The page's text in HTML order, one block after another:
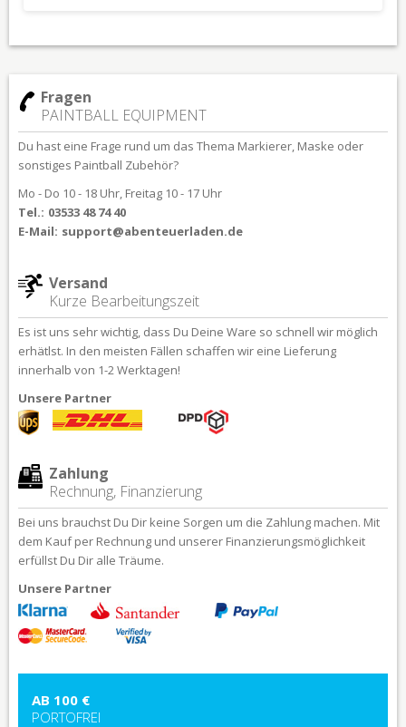
Fragen
PAINTBALL EQUIPMENT
Du hast eine Frage rund um das Thema Markierer, Maske oder
sonstiges Paintball Zubehör?
Mo - Do 10 - 18 Uhr, Freitag 10 - 17 Uhr
Tel.: 03533 48 74 40
E-Mail: support@abenteuerladen.de
Versand
Kurze Bearbeitungszeit
Es ist uns sehr wichtig, dass Du Deine Ware so schnell wir möglich
erhätlst. In den meisten Fällen schaffen wir eine Lieferung
innerhalb von 1-2 Werktagen!
Unsere Partner
Zahlung
Rechnung, Finanzierung
Bei uns brauchst Du Dir keine Sorgen um die Zahlung machen. Mit
dem Kauf per Rechnung und unserer Finanzierungsmöglichkeit
erfüllst Du Dir alle Träume.
Unsere Partner
AB 100 €
PORTOFREI